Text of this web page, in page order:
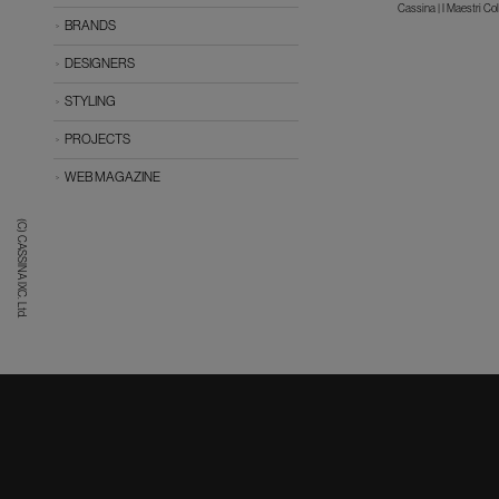
(C) CASSINA IXC. Ltd.
Cassina | I Maestri
BRANDS
DESIGNERS
STYLING
PROJECTS
WEB MAGAZINE